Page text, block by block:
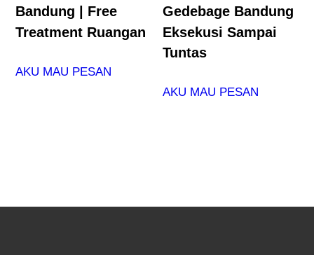
Bandung | Free
Treatment Ruangan
AKU MAU PESAN
Gedebage Bandung
Eksekusi Sampai
Tuntas
AKU MAU PESAN